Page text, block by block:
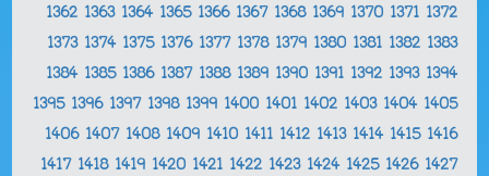
1362 1363 1364 1365 1366 1367 1368 1369 1370 1371 1372
1373 1374 1375 1376 1377 1378 1379 1380 1381 1382 1383
1384 1385 1386 1387 1388 1389 1390 1391 1392 1393 1394
1395 1396 1397 1398 1399 1400 1401 1402 1403 1404 1405
1406 1407 1408 1409 1410 1411 1412 1413 1414 1415 1416
1417 1418 1419 1420 1421 1422 1423 1424 1425 1426 1427